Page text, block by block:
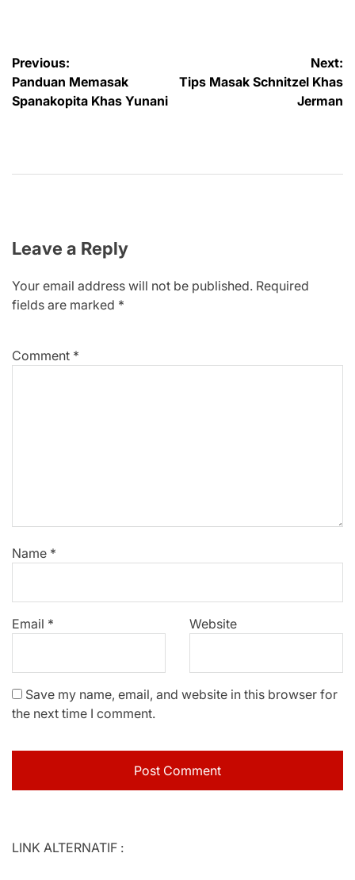
Post
navigation
Previous:
Panduan Memasak
Spanakopita Khas Yunani
Next:
Tips Masak Schnitzel Khas
Jerman
Leave a Reply
Your email address will not be published. Required
fields are marked *
Comment *
Name *
Email * Website
Save my name, email, and website in this browser for
the next time I comment.
LINK ALTERNATIF :